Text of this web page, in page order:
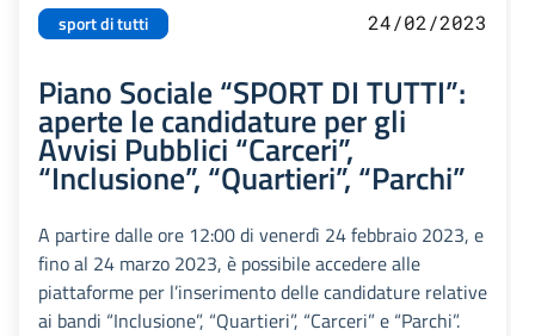
sport di tutti 24/02/2023
Piano Sociale “SPORT DI TUTTI”:
aperte le candidature per gli
Avvisi Pubblici “Carceri”,
“Inclusione”, “Quartieri”, “Parchi”
A partire dalle ore 12:00 di venerdì 24 febbraio 2023, e
fino al 24 marzo 2023, è possibile accedere alle
piattaforme per l’inserimento delle candidature relative
ai bandi “Inclusione”, “Quartieri”, “Carceri” e “Parchi”.